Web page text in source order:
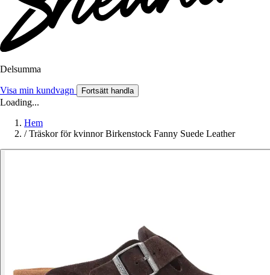
Delsumma
Visa min kundvagn Fortsätt handla
Loading...
Hem
/ Träskor för kvinnor Birkenstock Fanny Suede Leather